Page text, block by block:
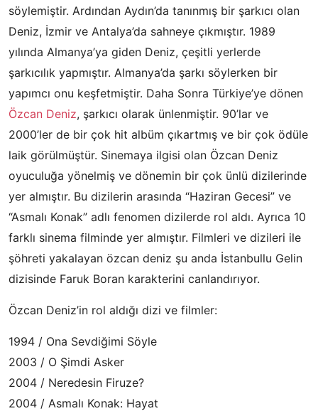
söylemiştir. Ardından Aydın’da tanınmış bir şarkıcı olan
Deniz, İzmir ve Antalya’da sahneye çıkmıştır. 1989
yılında Almanya’ya giden Deniz, çeşitli yerlerde
şarkıcılık yapmıştır. Almanya’da şarkı söylerken bir
yapımcı onu keşfetmiştir. Daha Sonra Türkiye’ye dönen
Özcan Deniz, şarkıcı olarak ünlenmiştir. 90’lar ve
2000’ler de bir çok hit albüm çıkartmış ve bir çok ödüle
laik görülmüştür. Sinemaya ilgisi olan Özcan Deniz
oyuculuğa yönelmiş ve dönemin bir çok ünlü dizilerinde
yer almıştır. Bu dizilerin arasında “Haziran Gecesi” ve
“Asmalı Konak” adlı fenomen dizilerde rol aldı. Ayrıca 10
farklı sinema filminde yer almıştır. Filmleri ve dizileri ile
şöhreti yakalayan özcan deniz şu anda İstanbullu Gelin
dizisinde Faruk Boran karakterini canlandırıyor.
Özcan Deniz’in rol aldığı dizi ve filmler:
1994 / Ona Sevdiğimi Söyle
2003 / O Şimdi Asker
2004 / Neredesin Firuze?
2004 / Asmalı Konak: Hayat